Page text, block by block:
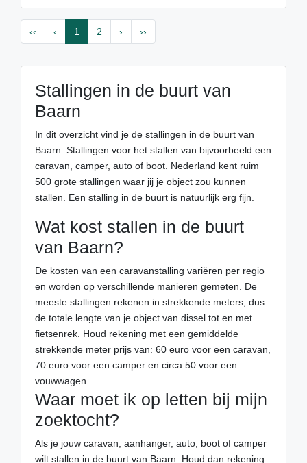
‹‹ ‹ 1 2 › ››
Stallingen in de buurt van
Baarn
In dit overzicht vind je de stallingen in de buurt van
Baarn. Stallingen voor het stallen van bijvoorbeeld een
caravan, camper, auto of boot. Nederland kent ruim
500 grote stallingen waar jij je object zou kunnen
stallen. Een stalling in de buurt is natuurlijk erg fijn.
Wat kost stallen in de buurt
van Baarn?
De kosten van een caravanstalling variëren per regio
en worden op verschillende manieren gemeten. De
meeste stallingen rekenen in strekkende meters; dus
de totale lengte van je object van dissel tot en met
fietsenrek. Houd rekening met een gemiddelde
strekkende meter prijs van: 60 euro voor een caravan,
70 euro voor een camper en circa 50 voor een
vouwwagen.
Waar moet ik op letten bij mijn
zoektocht?
Als je jouw caravan, aanhanger, auto, boot of camper
wilt stallen in de buurt van Baarn. Houd dan rekening